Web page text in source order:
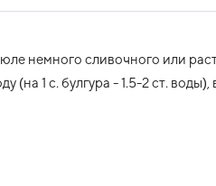
немного сливочного или
1 с. булгура - 1.5-2 ст.